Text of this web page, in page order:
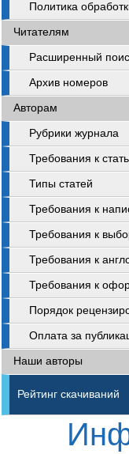
Политика
Читателям
Расширенный
Архив номеров
Авторам
Рубрики журнала
Требования к
Типы статей
Требования к
Требования к
Требования к
Требования к
Порядок
Оплата за
Наши авторы
Рейтинг скачиваний